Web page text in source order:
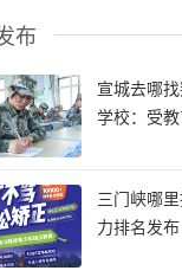
布
宣城去哪
学校：受
三门峡哪
力排名发布